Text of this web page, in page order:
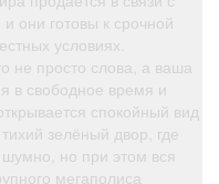
они готовы к срочной
условиях.
не просто слова, а ваша
в свободное время и
спокойный вид
зелёный двор, где
но при этом вся
мегаполиса